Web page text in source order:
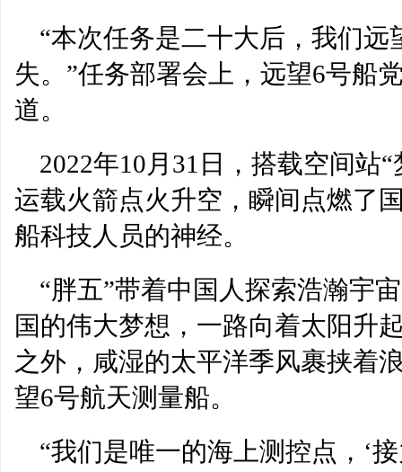
“本次任务是二十大后，我们
失。”任务部署会上，远望6号船
道。
2022年10月31日，搭载空间站
运载火箭点火升空，瞬间点燃了
船科技人员的神经。
“胖五”带着中国人探索浩瀚宇
国的伟大梦想，一路向着太阳升
之外，咸湿的太平洋季风裹挟着
望6号航天测量船。
“我们是唯一的海上测控点，‘